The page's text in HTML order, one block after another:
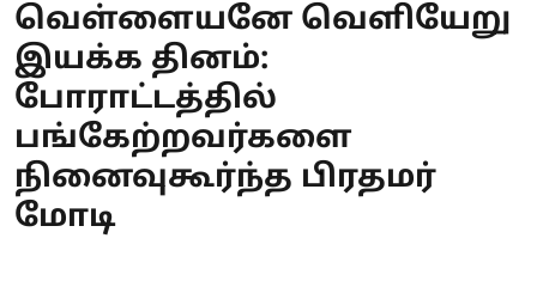
வெள்ளையனே வெளியேறு
இயக்க தினம்:
போராட்டத்தில்
பங்கேற்றவர்களை
நினைவுகூர்ந்த பிரதமர்
மோடி